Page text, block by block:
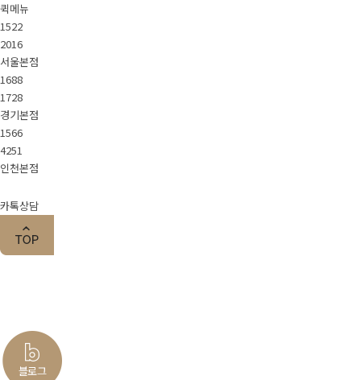
퀵메뉴
1522
2016
서울본점
1688
1728
경기본점
1566
4251
인천본점
카톡상담